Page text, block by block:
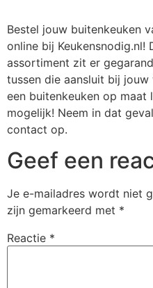
Bestel jouw buitenkeuken
online bij Keukensnodig.nl!
assortiment zit er
tussen die aansluit bij
een buitenkeuken op maat
mogelijk! Neem in dat
contact op.
Geef een
Je e-mailadres wordt niet
zijn gemarkeerd met *
Reactie *